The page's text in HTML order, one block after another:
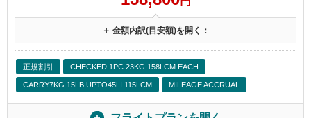
＋ 金額内訳(目安額)を開く：
正規割引 CHECKED 1PC 23KG 158LCM EACH
CARRY7KG 15LB UPTO45LI 115LCM MILEAGE ACCRUAL